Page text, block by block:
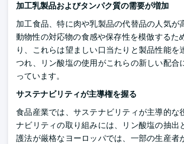
加工乳製品およびタンパク質の需要が増加
加工食品、特に肉や乳製品の代替品の人気が
動物性の対応物の食感や保存性を模倣する
り、これらは望ましい口当たりと製品性能
つれ、リン酸塩の使用がこれらの新しい配
っています。
サステナビリティが主導権を握る
食品産業では、サステナビリティが主導的
ナビリティの取り組みには、リン酸塩の抽
護法が厳格なヨーロッパでは、一部の生産